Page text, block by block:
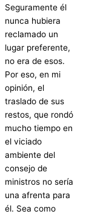
Seguramente él
nunca hubiera
reclamado un
lugar preferente,
no era de esos.
Por eso, en mi
opinión, el
traslado de sus
restos, que rondó
mucho tiempo en
el viciado
ambiente del
consejo de
ministros no sería
una afrenta para
él. Sea como